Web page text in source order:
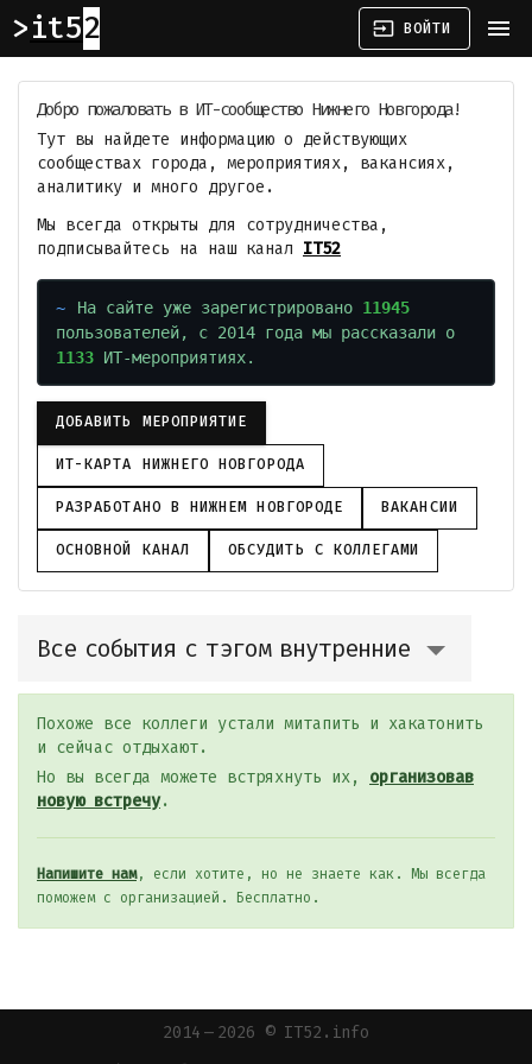
it52 input ВОЙТИ menu
Добро пожаловать в ИТ-сообщество Нижнего Новгорода!
Тут вы найдете информацию о действующих
сообществах города, мероприятиях, вакансиях,
аналитику и много другое.
Мы всегда открыты для сотрудничества,
подписывайтесь на наш канал IT52
На сайте уже зарегистрировано 11945
пользователей, с 2014 года мы рассказали о
1133 ИТ-мероприятиях.
ДОБАВИТЬ МЕРОПРИЯТИЕ
ИТ-КАРТА НИЖНЕГО НОВГОРОДА
РАЗРАБОТАНО В НИЖНЕМ НОВГОРОДЕ ВАКАНСИИ
ОСНОВНОЙ КАНАЛ ОБСУДИТЬ С КОЛЛЕГАМИ
Все события с тэгом внутренние
Похоже все коллеги устали митапить и хакатонить
и сейчас отдыхают.
Но вы всегда можете встряхнуть их, организовав
новую встречу.
Напишите нам, если хотите, но не знаете как. Мы всегда
поможем с организацией. Бесплатно.
2014 — 2026 © IT52.info